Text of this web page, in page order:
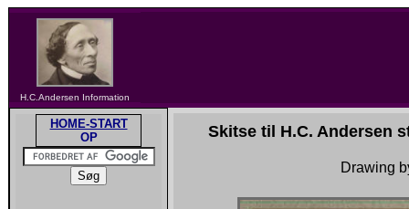
H.C.Andersen Information
HOME-START
OP
Skitse til H.C. Andersen
Drawing